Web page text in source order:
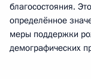
благосостояния.
определённое
меры поддержки
демографических